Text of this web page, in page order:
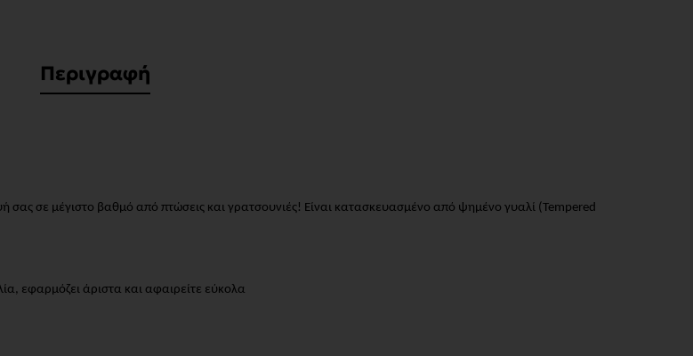
Περιγραφή
σας σε μέγιστο βαθμό από πτώσεις και γρατσουνιές! Είναι κατασκευασμένο από ψημένο γυαλί (Tempered
εφαρμόζει άριστα και αφαιρείτε εύκολα